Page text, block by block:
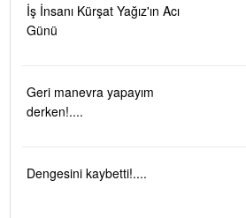
İş İnsanı Kürşat Yağız'ın Acı
Günü
Geri manevra yapayım
derken!....
Dengesini kaybetti!....